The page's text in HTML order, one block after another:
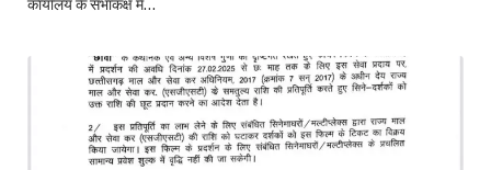
कार्यालय के सभाकक्ष में…